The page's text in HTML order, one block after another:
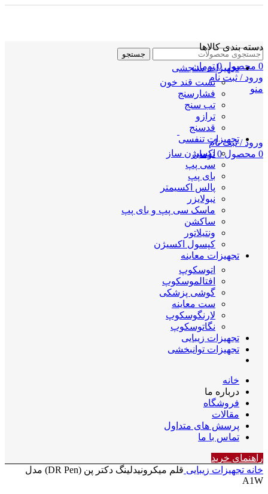
جستجو
0 محصول 0 تومان
ورود / ثبت نام
منو
ورود / ثبت نام
0 محصول 0 تومان
دسته بندی کالاها
تجهیزات سنجشی
تست قند خون
فشارسنج
تب سنج
ترازو
قدسنج
تجهیزات تنفسی
اکسیژن ساز
سی پپ
بای پپ
پالس اکسیمتر
نبولایزر
ماسک سی پپ و بای پپ
ساکشن
ونتیلاتور
کپسول اکسیژن
تجهیزات معاینه
اتوسکوپ
افتالموسکوپ
گوشی پزشکی
ست معاینه
لارنگوسکوپ
نگاتوسکوپ
تجهیزات زیبایی
تجهیزات توانبخشی
خانه
درباره ما
فروشگاه
مقالات
پرسش های متداول
تماس با ما
راهنمای خرید
خانه تجهیزات زیبایی
قلم میکرونیدلینگ دکتر پن (DR Pen) مدل
A1W